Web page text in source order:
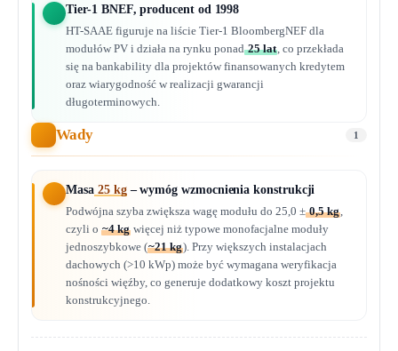
Tier-1 BNEF, producent od 1998
HT-SAAE figuruje na liście Tier-1 BloombergNEF dla
modułów PV i działa na rynku ponad25 lat, co przekłada
się na bankability dla projektów finansowanych kredytem
oraz wiarygodność w realizacji gwarancji
długoterminowych.
Wady 1
Masa 25 kg– wymóg wzmocnienia konstrukcji
Podwójna szyba zwiększa wagę modułu do 25,0 ±0,5 kg,
czyli o~4 kg więcej niż typowe monofacjalne moduły
jednoszyb­kowe (~21 kg). Przy większych instalacjach
dachowych (>10 kWp) może być wymagana weryfikacja
nośności więźby, co generuje dodatkowy koszt projektu
konstrukcyjnego.